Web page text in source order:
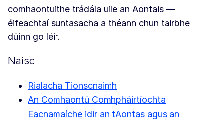
comhaontuithe trádála uile an Aontais —
éifeachtaí suntasacha a théann chun tairbhe
dúinn go léir.
Naisc
Rialacha Tionscnaimh
An Comhaontú Comhpháirtíochta
Eacnamaíche idir an tAontas agus an